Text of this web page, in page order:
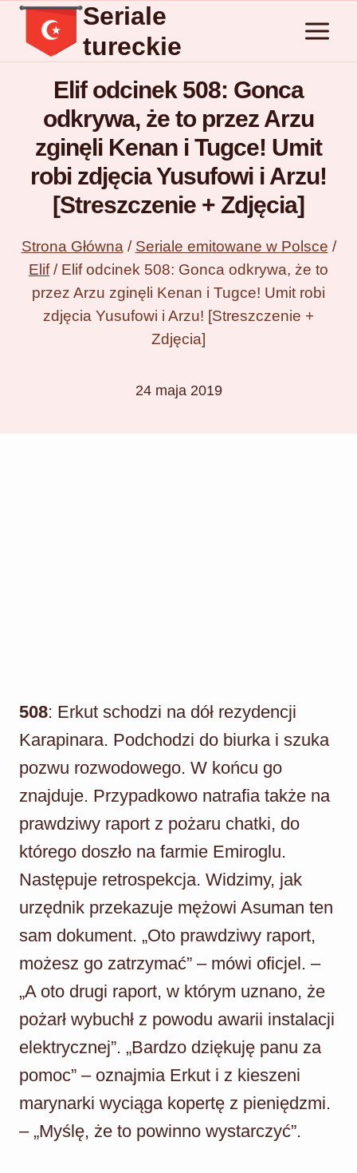
Przejdź
treści
Seriale
tureckie
Elif odcinek 508: Gonca
odkrywa, że to przez Arzu
zginęli Kenan i Tugce! Umit
robi zdjęcia Yusufowi i Arzu!
[Streszczenie + Zdjęcia]
Strona Główna / Seriale emitowane w Polsce /
Elif / Elif odcinek 508: Gonca odkrywa, że to
przez Arzu zginęli Kenan i Tugce! Umit robi
zdjęcia Yusufowi i Arzu! [Streszczenie +
Zdjęcia]
24 maja 2019
508: Erkut schodzi na dół rezydencji
Karapinara. Podchodzi do biurka i szuka
pozwu rozwodowego. W końcu go
znajduje. Przypadkowo natrafia także na
prawdziwy raport z pożaru chatki, do
którego doszło na farmie Emiroglu.
Następuje retrospekcja. Widzimy, jak
urzędnik przekazuje mężowi Asuman ten
sam dokument. „Oto prawdziwy raport,
możesz go zatrzymać” – mówi oficjel. –
„A oto drugi raport, w którym uznano, że
pożarł wybuchł z powodu awarii instalacji
elektrycznej”. „Bardzo dziękuję panu za
pomoc” – oznajmia Erkut i z kieszeni
marynarki wyciąga kopertę z pieniędzmi.
– „Myślę, że to powinno wystarczyć”.